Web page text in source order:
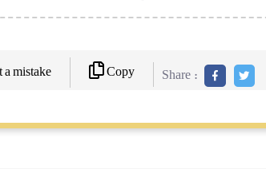
a mistake Copy Share :